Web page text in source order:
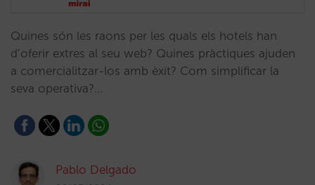
Quines són les raons per les quals els hotels han
d’oferir extres al seu web? Quines pràctiques ajuden
a comercialitzar-los amb èxit? Com simplificar la
seva operativa?…
Pablo Delgado